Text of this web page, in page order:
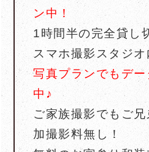
ン中！
1時間半の完全貸し
スマホ撮影スタジオ
写真プランでもデ
中♪
ご家族撮影でもご
加撮影料無し！